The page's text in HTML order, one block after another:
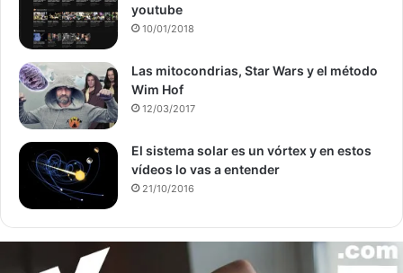
youtube
10/01/2018
Las mitocondrias, Star Wars y el método
Wim Hof
12/03/2017
El sistema solar es un vórtex y en estos
vídeos lo vas a entender
21/10/2016